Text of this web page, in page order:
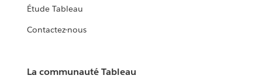
Étude Tableau
Contactez-nous
La communauté Tableau